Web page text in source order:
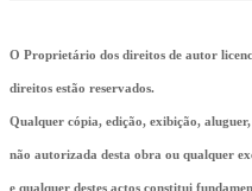
O Proprietário dos direitos de autor
direitos estão reservados.
Qualquer cópia, edição, exibição,
não autorizada desta obra ou qualquer
e qualquer destes actos constitui